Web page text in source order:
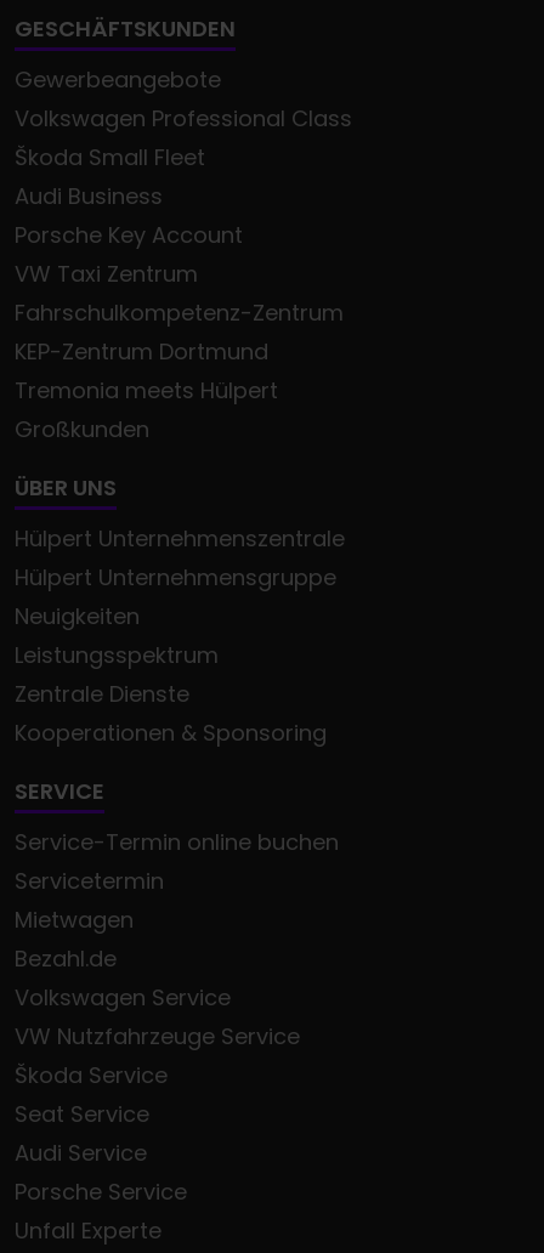
GESCHÄFTSKUNDEN
Gewerbeangebote
Volkswagen Professional Class
Škoda Small Fleet
Audi Business
Porsche Key Account
VW Taxi Zentrum
Fahrschulkompetenz-Zentrum
KEP-Zentrum Dortmund
Tremonia meets Hülpert
Großkunden
ÜBER UNS
Hülpert Unternehmenszentrale
Hülpert Unternehmensgruppe
Neuigkeiten
Leistungsspektrum
Zentrale Dienste
Kooperationen & Sponsoring
SERVICE
Service-Termin online buchen
Servicetermin
Mietwagen
Bezahl.de
Volkswagen Service
VW Nutzfahrzeuge Service
Škoda Service
Seat Service
Audi Service
Porsche Service
Unfall Experte